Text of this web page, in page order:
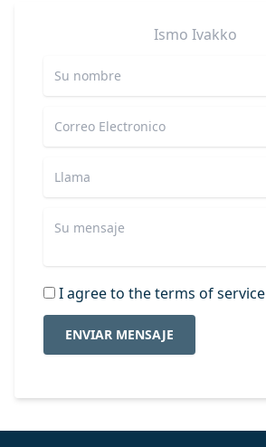
Ismo Ivakko
I agree to the terms of service
ENVIAR MENSAJE